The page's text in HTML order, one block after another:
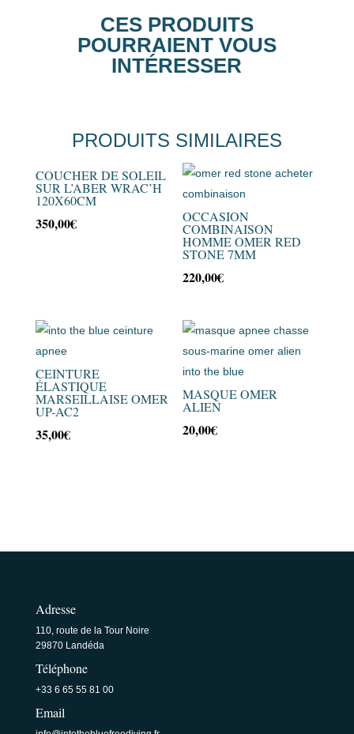
CES PRODUITS
POURRAIENT VOUS
INTÉRESSER
PRODUITS SIMILAIRES
COUCHER DE SOLEIL
SUR L’ABER WRAC’H
120X60CM
350,00€ OCCASION
COMBINAISON
HOMME OMER RED
STONE 7MM
220,00€
CEINTURE
ÉLASTIQUE
MARSEILLAISE OMER
UP-AC2
35,00€
MASQUE OMER
ALIEN
20,00€
Adresse
110, route de la Tour Noire
29870 Landéda
Téléphone
+33 6 65 55 81 00
Email